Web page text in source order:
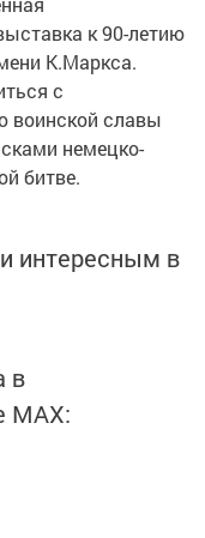
к 90-летию
К.Маркса.
с
воинской славы
немецко-
битве.
интересным в
в
MАХ: